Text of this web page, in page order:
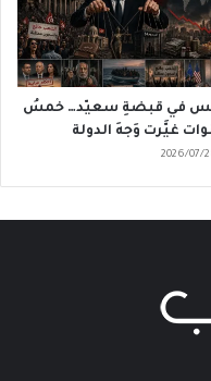
في قبضةِ سعيّد… خمسُ
غيَّرت وَجهَ الدولة
2026/07/